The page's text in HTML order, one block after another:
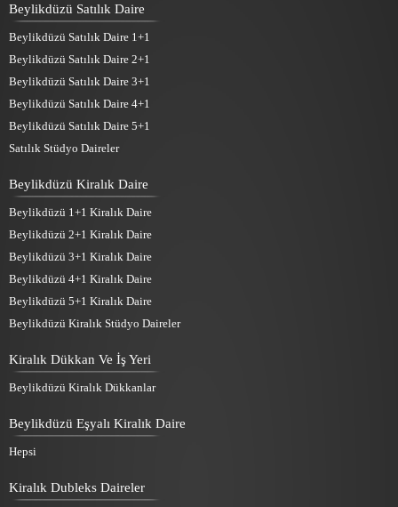
Beylikdüzü Satılık Daire
Beylikdüzü Satılık Daire 1+1
Beylikdüzü Satılık Daire 2+1
Beylikdüzü Satılık Daire 3+1
Beylikdüzü Satılık Daire 4+1
Beylikdüzü Satılık Daire 5+1
Satılık Stüdyo Daireler
Beylikdüzü Kiralık Daire
Beylikdüzü 1+1 Kiralık Daire
Beylikdüzü 2+1 Kiralık Daire
Beylikdüzü 3+1 Kiralık Daire
Beylikdüzü 4+1 Kiralık Daire
Beylikdüzü 5+1 Kiralık Daire
Beylikdüzü Kiralık Stüdyo Daireler
Kiralık Dükkan Ve İş Yeri
Beylikdüzü Kiralık Dükkanlar
Beylikdüzü Eşyalı Kiralık Daire
Hepsi
Kiralık Dubleks Daireler